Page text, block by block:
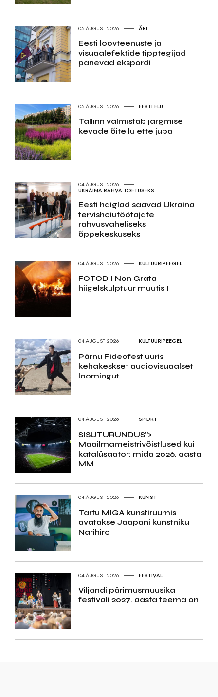
05.AUGUST 2026 ÄRI
Eesti loovteenuste ja
visuaalefektide tipptegijad
panevad ekspordi
05.AUGUST 2026 EESTI ELU
Tallinn valmistab järgmise
kevade õiteilu ette juba
04.AUGUST 2026
UKRAINA RAHVA TOETUSEKS
Eesti haiglad saavad Ukraina
tervishoiutöötajate
rahvusvaheliseks
õppekeskuseks
04.AUGUST 2026 KULTUURIPEEGEL
FOTOD I Non Grata
hiigelskulptuur muutis I
04.AUGUST 2026 KULTUURIPEEGEL
Pärnu Fideofest uuris
kehakeskset audiovisuaalset
loomingut
04.AUGUST 2026 SPORT
SISUTURUNDUS">
Maailmameistrivõistlused kui
katalüsaator: mida 2026. aasta
MM
04.AUGUST 2026 KUNST
Tartu MIGA kunstiruumis
avatakse Jaapani kunstniku
Narihiro
04.AUGUST 2026 FESTIVAL
Viljandi pärimusmuusika
festivali 2027. aasta teema on